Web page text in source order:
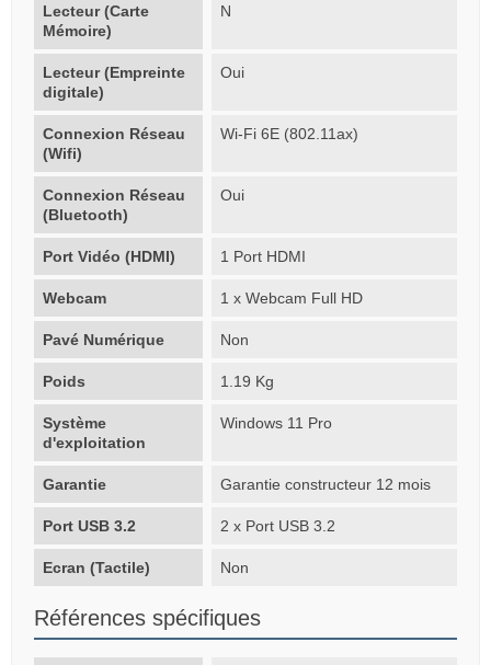
Lecteur (Carte
Mémoire)
N
Lecteur (Empreinte
digitale)
Oui
Connexion Réseau
(Wifi)
Wi-Fi 6E (802.11ax)
Connexion Réseau
(Bluetooth)
Oui
Port Vidéo (HDMI) 1 Port HDMI
Webcam 1 x Webcam Full HD
Pavé Numérique Non
Poids 1.19 Kg
Système
d'exploitation
Windows 11 Pro
Garantie Garantie constructeur 12 mois
Port USB 3.2 2 x Port USB 3.2
Ecran (Tactile) Non
Références spécifiques